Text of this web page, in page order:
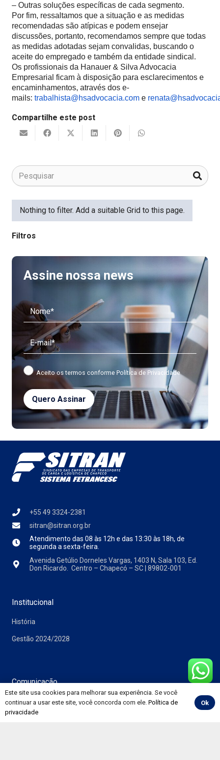
– Outras soluções específicas de cada segmento.
Por fim, ressaltamos que a situação e as medidas
recomendadas são atípicas e podem ensejar
discussões, portanto, recomendamos sempre que todas
as medidas adotadas sejam convalidas, buscando o
aceite do empregado e também da entidade sindical.
Os profissionais da Hanauer & Silva Advocacia
Empresarial ficam à disposição para esclarecimentos e
encaminhamentos, através dos e-
mails: trabalhista@hsadvocacia.com e
Compartilhe este post
Nothing to filter. Add a suitable Grid to this page.
Filtros
Assine nossa news
Aceito os termos conforme Política de Privacidade
+55 49 3324-2381
sitran@sitran.org.br
Atendimento das 08 às 12h e das 13:30 às 18h, de
segunda a sexta-feira.
Avenida Getúlio Dorneles Vargas, 1403 N, Sala 103, Ed.
Don Ricardo. Centro – Chapecó – SC | 89802-001
Institucional
História
Gestão 2024/2028
Comunicação
Notícias
Este site usa cookies para melhorar sua experiência. Se você
continuar a usar este site, você concorda com ele. Política de
privacidade
Ok